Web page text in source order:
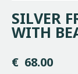
SILVER
WITH
€ 68.00